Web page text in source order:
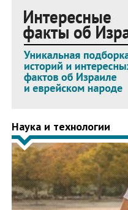
Наука и технологии